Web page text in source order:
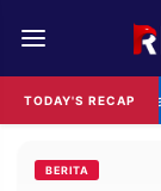
TODAY'S RECAP
Layanan Haji
REDAKSI
RESOLUSI
BERITA